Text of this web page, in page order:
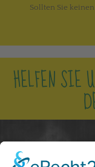
Sollten Sie
HELFEN SIE